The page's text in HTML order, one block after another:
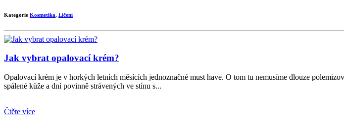
Kategorie Kosmetika, Líčení
Jak vybrat opalovací krém?
Opalovací krém je v horkých letních měsících jednoznačné must have. O tom tu nemusíme dlouze
spálené kůže a dní povinně strávených ve stínu s...
Čtěte více